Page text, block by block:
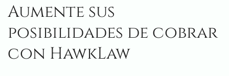
Aumente sus
posibilidades de cobrar
con HawkLaw